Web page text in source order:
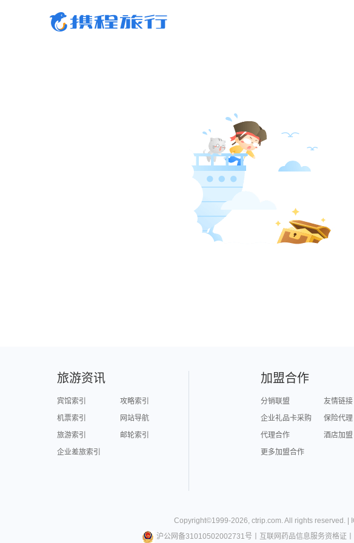
旅游资讯
宾馆索引
攻略索引
机票索引
网站导航
旅游索引
邮轮索引
企业差旅索引
加盟合作
分销联盟
友情链接
企业礼品卡采购
保险代理
代理合作
酒店加盟
更多加盟合作
Copyright©1999-2026, ctrip.com. All rights reserved. |
沪公网备31010502002731号
互联网药品信息服务资格证